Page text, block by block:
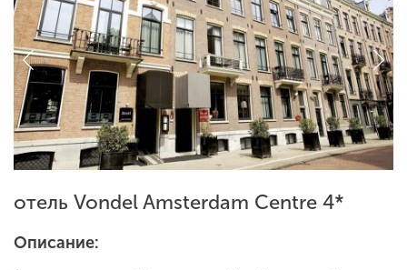
отель Vondel Amsterdam Centre 4*
Описание: